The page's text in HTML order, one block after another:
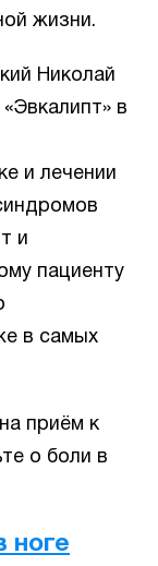
жизни.
Николай
в
и лечении
и
пациенту
в самых
приём к
о боли в
ноге